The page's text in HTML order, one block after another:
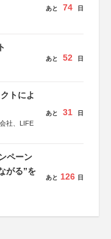
あと 74 日
あと 52 日
トによ
社、LIFE
あと 31 日
ペーン
がる”を
あと 126 日